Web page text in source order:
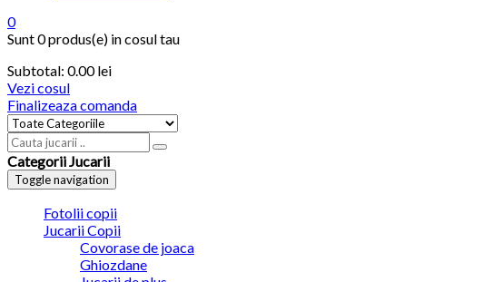
0
Sunt0 produs(e) in cosul tau
Subtotal: 0.00lei
Vezi cosul
Finalizeaza comanda
Categorii Jucarii
Toggle navigation
Fotolii copii
Jucarii Copii
Covorase de joaca
Ghiozdane